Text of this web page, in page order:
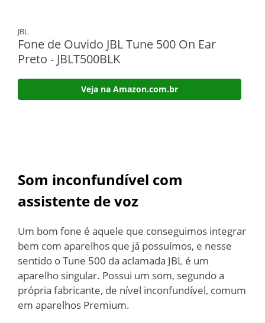
JBL
Fone de Ouvido JBL Tune 500 On Ear
Preto - JBLT500BLK
Veja na Amazon.com.br
Som inconfundível com
assistente de voz
Um bom fone é aquele que conseguimos integrar
bem com aparelhos que já possuímos, e nesse
sentido o Tune 500 da aclamada JBL é um
aparelho singular. Possui um som, segundo a
própria fabricante, de nível inconfundível, comum
em aparelhos Premium.